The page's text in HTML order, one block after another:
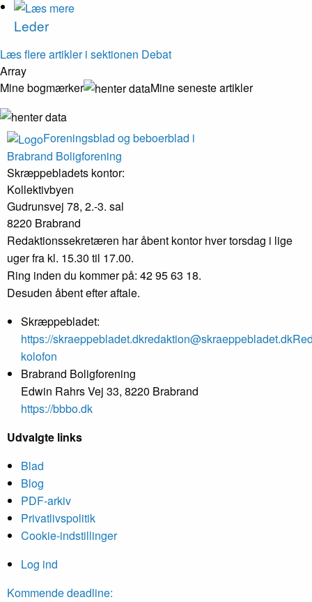
Leder
Læs flere artikler i sektionen Debat
Array
Mine bogmærker
Mine seneste artikler
Foreningsblad og beboerblad i
Brabrand Boligforening
Skræppebladets kontor:
Kollektivbyen
Gudrunsvej 78, 2.-3. sal
8220 Brabrand
Redaktionssekretæren har åbent kontor hver torsdag i lige
uger fra kl. 15.30 til 17.00.
Ring inden du kommer på: 42 95 63 18.
Desuden åbent efter aftale.
Skræppebladet:
https://skraeppebladet.dkredaktion@skraeppebladet.dk
kolofon
Brabrand Boligforening
Edwin Rahrs Vej 33, 8220 Brabrand
https://bbbo.dk
Udvalgte links
Blad
Blog
PDF-arkiv
Privatlivspolitik
Cookie-indstillinger
Log ind
Kommende deadline: